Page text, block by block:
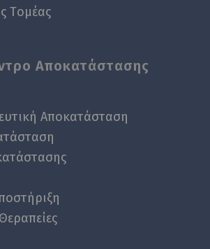
Tομέας
Αποκατάστασης
Αποκατάσταση